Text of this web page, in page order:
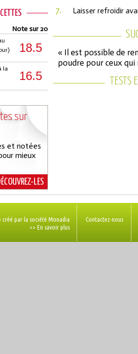
Note sur 20
18.5
la
16.5
sur
et notées
mieux
LES
7. Laisser refroidir
« Il est possible de
poudre pour ceux qui
créé par la société Monadia
>> En savoir plus
Contactez-nous